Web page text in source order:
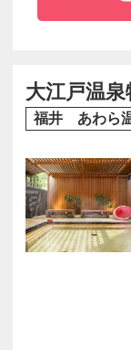
敷地内には３
る方には自信
大江戸温
福井 あわら